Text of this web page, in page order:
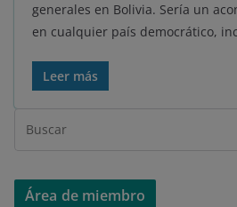
generales en Bolivia. Sería un
en cualquier país democrático,
Leer más
Área de miembro